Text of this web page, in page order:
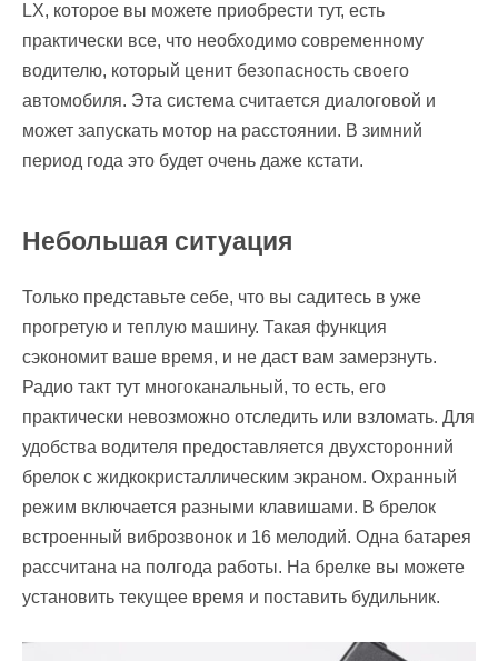
LX, которое вы можете приобрести тут, есть
практически все, что необходимо современному
водителю, который ценит безопасность своего
автомобиля. Эта система считается диалоговой и
может запускать мотор на расстоянии. В зимний
период года это будет очень даже кстати.
Небольшая ситуация
Только представьте себе, что вы садитесь в уже
прогретую и теплую машину. Такая функция
сэкономит ваше время, и не даст вам замерзнуть.
Радио такт тут многоканальный, то есть, его
практически невозможно отследить или взломать. Для
удобства водителя предоставляется двухсторонний
брелок с жидкокристаллическим экраном. Охранный
режим включается разными клавишами. В брелок
встроенный виброзвонок и 16 мелодий. Одна батарея
рассчитана на полгода работы. На брелке вы можете
установить текущее время и поставить будильник.